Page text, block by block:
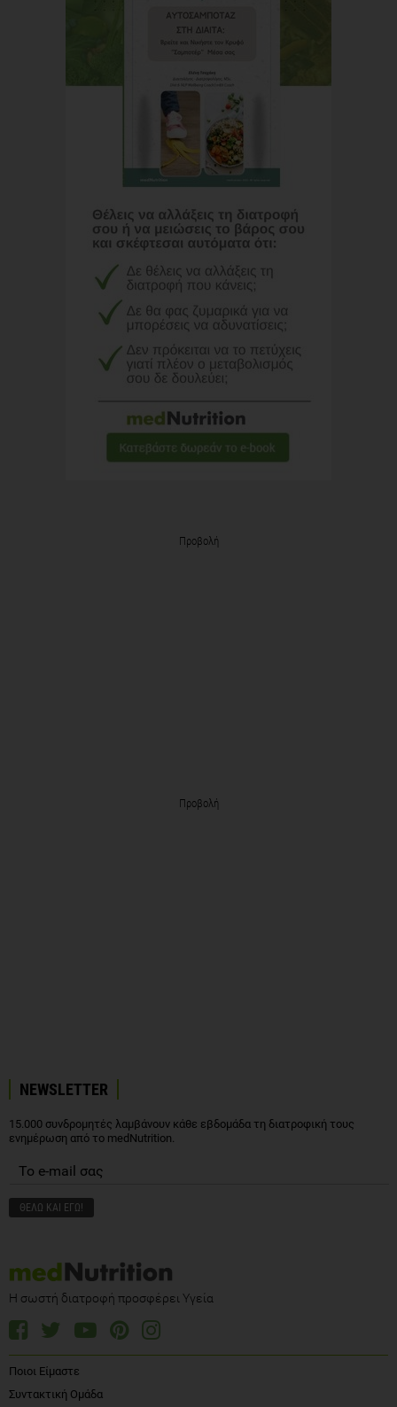
Προβολή
Προβολή
NEWSLETTER
15.000 συνδρομητές λαμβάνουν κάθε εβδομάδα τη διατροφική τους
ενημέρωση από το medNutrition.
Η σωστή διατροφή προσφέρει Υγεία
Ποιοι Είμαστε
Συντακτική Ομάδα